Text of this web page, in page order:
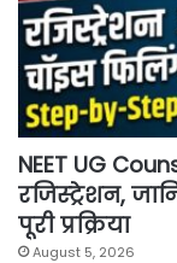
NEET UG
रजिस्ट्रेशन,
पूरी प्रक्रिया
August 5, 2026